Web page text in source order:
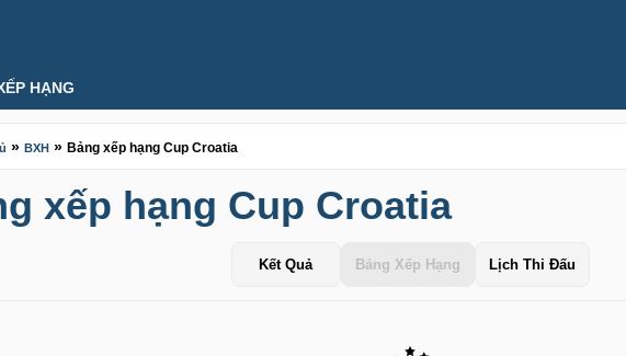
HẠNG
» BXH » Bảng xếp hạng Cup Croatia
xếp hạng Cup Croatia
Kết Quả Bảng Xếp Hạng Lịch Thi Đấu